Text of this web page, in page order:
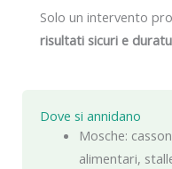
Dove si annidano
Mosche:
alimentari,
Solo un intervento
risultati sicuri e